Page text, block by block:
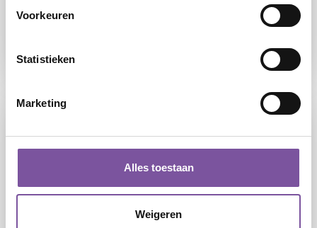
Voorkeuren
Statistieken
Marketing
Alles toestaan
Weigeren
Zorginzet: helpt u mee deze zomer?